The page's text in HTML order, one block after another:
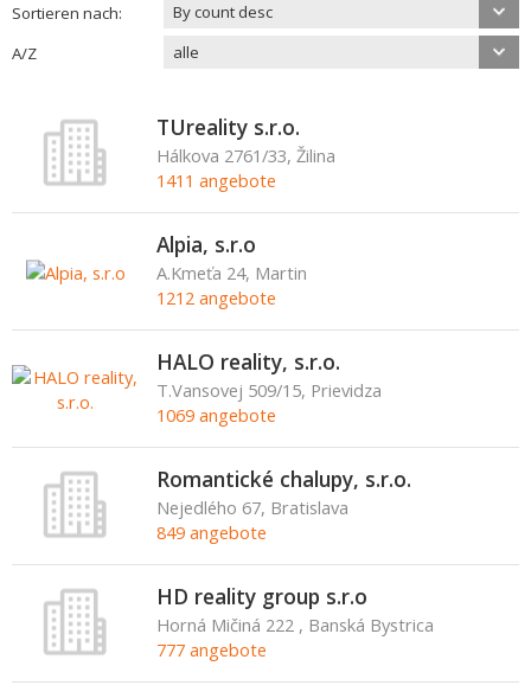
Sortieren nach:
By count desc
A/Z
alle
TUreality s.r.o.
Hálkova 2761/33, Žilina
1411 angebote
Alpia, s.r.o
A.Kmeťa 24, Martin
1212 angebote
HALO reality, s.r.o.
T.Vansovej 509/15, Prievidza
1069 angebote
Romantické chalupy, s.r.o.
Nejedlého 67, Bratislava
849 angebote
HD reality group s.r.o
Horná Mičiná 222 , Banská Bystrica
777 angebote